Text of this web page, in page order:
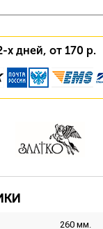
х дней, от 170 р.
260 мм.